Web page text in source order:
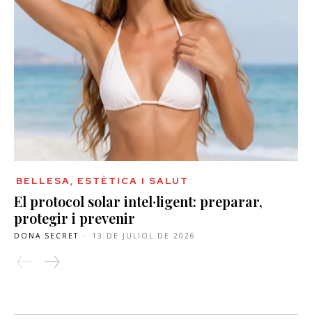
BELLESA, ESTÈTICA I SALUT
El protocol solar intel·ligent: preparar,
protegir i prevenir
DONA SECRET - 13 DE JULIOL DE 2026